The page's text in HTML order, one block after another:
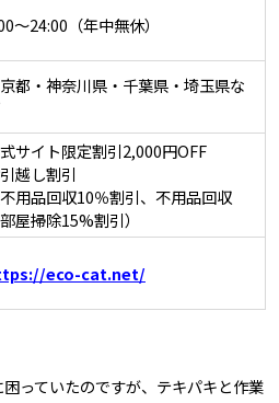
〜24:00（年中無休）
都・神奈川県・千葉県・埼玉県な
サイト限定割引2,000円OFF
越し割引
不用品回収10％割引、不用品回収
屋掃除15%割引）
eco-cat.net/
っていたのですが、テキパキと作業